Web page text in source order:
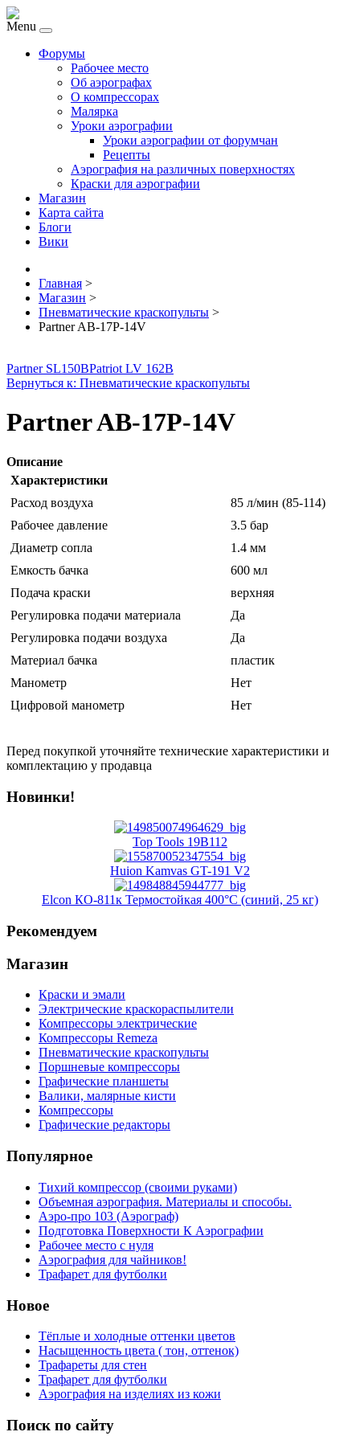
Menu
Форумы
Рабочее место
Об аэрографах
О компрессорах
Малярка
Уроки аэрографии
Уроки аэрографии от форумчан
Рецепты
Аэрография на различных поверхностях
Краски для аэрографии
Магазин
Карта сайта
Блоги
Вики
Главная >
Магазин >
Пневматические краскопульты >
Partner AB-17P-14V
Partner SL150BPatriot LV 162B
Вернуться к: Пневматические краскопульты
Partner AB-17P-14V
Описание
Характеристики
Расход воздуха
85 л/мин (85-114)
Рабочее давление
3.5 бар
Диаметр сопла
1.4 мм
Емкость бачка
600 мл
Подача краски
верхняя
Регулировка подачи материала
Да
Регулировка подачи воздуха
Да
Материал бачка
пластик
Манометр
Нет
Цифровой манометр
Нет
Перед покупкой уточняйте технические характеристики и
комплектацию у продавца
Новинки!
Top Tools 19B112
Huion Kamvas GT-191 V2
Elcon КО-811к Термостойкая 400°C (синий, 25 кг)
Рекомендуем
Магазин
Краски и эмали
Электрические краскораспылители
Компрессоры электрические
Компрессоры Remeza
Пневматические краскопульты
Поршневые компрессоры
Графические планшеты
Валики, малярные кисти
Компрессоры
Графические редакторы
Популярное
Тихий компрессор (своими руками)
Объемная аэрография. Материалы и способы.
Аэро-про 103 (Аэрограф)
Подготовка Поверхности К Аэрографии
Рабочее место с нуля
Аэрография для чайников!
Трафарет для футболки
Новое
Тёплые и холодные оттенки цветов
Насыщенность цвета ( тон, оттенок)
Трафареты для стен
Трафарет для футболки
Аэрография на изделиях из кожи
Поиск по сайту